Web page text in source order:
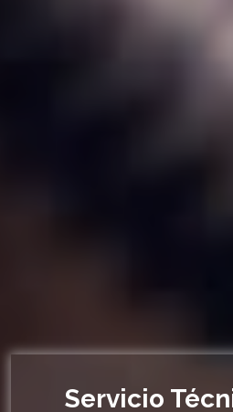
Servicio